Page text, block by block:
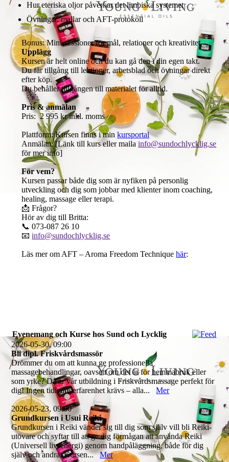
Hur eteriska oljor påverkar det limbiska systemet
Övningar, mallar och AFT-protokoll
Bonus: Mini-sessioner för mål, relationer och kreativitet
Upplägg
Kursen är helt online och du kan gå den i din egen takt.
Du får tillgång till lektioner, arbetsblad och övningar direkt
efter köp.
Du behåller tillgången till materialet för alltid.
Pris & anmälan
Pris: 2 995 kr inkl. moms
Plattform: Kursen finns i minkursportal
Anmälan: [Länk till kurs eller mailainfo@sundochlycklig.se
för mer info]
För vem?
Kursen passar både dig som är nyfiken på personlig
utveckling och dig som jobbar med klienter inom coaching,
healing, massage eller terapi.
📩 Frågor?
Hör av dig till Britta:
📞 073-087 26 10
📧info@sundochlycklig.se
Läs mer om AFT – Aroma Freedom Techniquehär:
Evenemang och Kurse hos Sund och Lycklig
2026-05-30, 09:00
Bli dipl. Friskvårdsmassör
Drömmer du om att kunna ge professionella
massagebehandlingar, oavsett om det är för hemmabruk eller
som yrke? Då är vår utbildning i Friskvårdsmassage perfekt för
dig! Ingen tidigare erfarenhet krävs – alla...Mer
2026-05-23, 09:00
Grundkursen i Usui Reiki
Grundkursen i Reiki vänder sig till dig som själv vill bli Reiki-
utövare och syftar till att ge dig förmågan att använda Reiki
(Universell livsenergi) genom handpåläggning, både för dig
själv och andra. Kursen...Mer